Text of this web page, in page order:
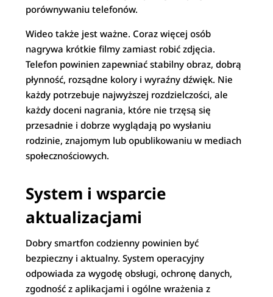
porównywaniu telefonów.
Wideo także jest ważne. Coraz więcej osób
nagrywa krótkie filmy zamiast robić zdjęcia.
Telefon powinien zapewniać stabilny obraz, dobrą
płynność, rozsądne kolory i wyraźny dźwięk. Nie
każdy potrzebuje najwyższej rozdzielczości, ale
każdy doceni nagrania, które nie trzęsą się
przesadnie i dobrze wyglądają po wysłaniu
rodzinie, znajomym lub opublikowaniu w mediach
społecznościowych.
System i wsparcie
aktualizacjami
Dobry smartfon codzienny powinien być
bezpieczny i aktualny. System operacyjny
odpowiada za wygodę obsługi, ochronę danych,
zgodność z aplikacjami i ogólne wrażenia z